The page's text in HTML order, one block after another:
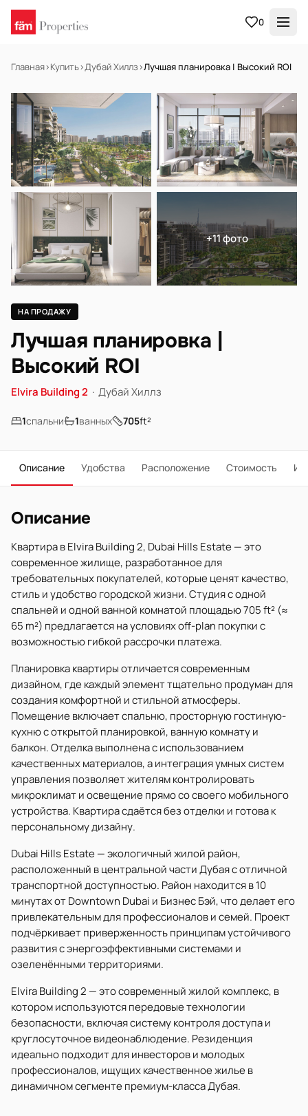
0
Главная›Купить›Дубай Хиллз›Лучшая планировка | Высокий ROI
НА ПРОДАЖУ Готов к заселению
+11 фото
НА ПРОДАЖУ
Лучшая планировка |
Высокий ROI
Elvira Building 2 · Дубай Хиллз
1спальни 1ванных 705ft²
Описание Удобства Расположение Стоимость
Описание
Квартира в Elvira Building 2, Dubai Hills Estate — это
современное жилище, разработанное для
требовательных покупателей, которые ценят качество,
стиль и удобство городской жизни. Студия с одной
спальней и одной ванной комнатой площадью 705 ft² (≈
65 m²) предлагается на условиях off-plan покупки с
возможностью гибкой рассрочки платежа.
Планировка квартиры отличается современным
дизайном, где каждый элемент тщательно продуман для
создания комфортной и стильной атмосферы.
Помещение включает спальню, просторную гостиную-
кухню с открытой планировкой, ванную комнату и
балкон. Отделка выполнена с использованием
качественных материалов, а интеграция умных систем
управления позволяет жителям контролировать
микроклимат и освещение прямо со своего мобильного
устройства. Квартира сдаётся без отделки и готова к
персональному дизайну.
Dubai Hills Estate — экологичный жилой район,
расположенный в центральной части Дубая с отличной
транспортной доступностью. Район находится в 10
минутах от Downtown Dubai и Бизнес Бэй, что делает его
привлекательным для профессионалов и семей. Проект
подчёркивает приверженность принципам устойчивого
развития с энергоэффективными системами и
озеленёнными территориями.
Elvira Building 2 — это современный жилой комплекс, в
котором используются передовые технологии
безопасности, включая систему контроля доступа и
круглосуточное видеонаблюдение. Резиденция
идеально подходит для инвесторов и молодых
профессионалов, ищущих качественное жилье в
динамичном сегменте премиум-класса Дубая.